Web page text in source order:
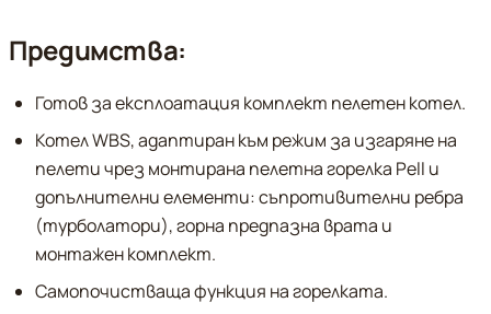
Предимства:
Готов за експлоатация комплект пелетен котел.
Котел WBS, адаптиран към режим за изгаряне на
пелети чрез монтирана пелетна горелка Pell и
допълнителни елементи: съпротивителни ребра
(турболатори), горна предпазна врата и
монтажен комплект.
Самопочистваща функция на горелката.